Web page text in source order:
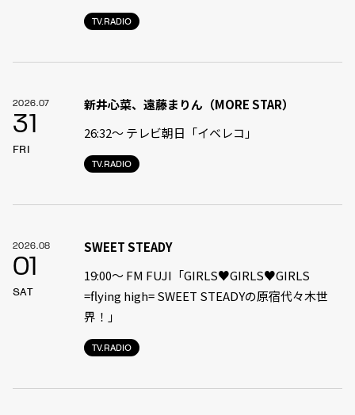
TV.RADIO
2026.07
31
FRI
TV.RADIO
新井心菜、遠藤まりん（MORE STAR）
26:32〜 テレビ朝日「イベレコ」
2026.08
01
SAT
TV.RADIO
SWEET STEADY
19:00〜 FM FUJI「GIRLS♥GIRLS♥GIRLS
=flying high= SWEET STEADYの原宿代々木世
界！」